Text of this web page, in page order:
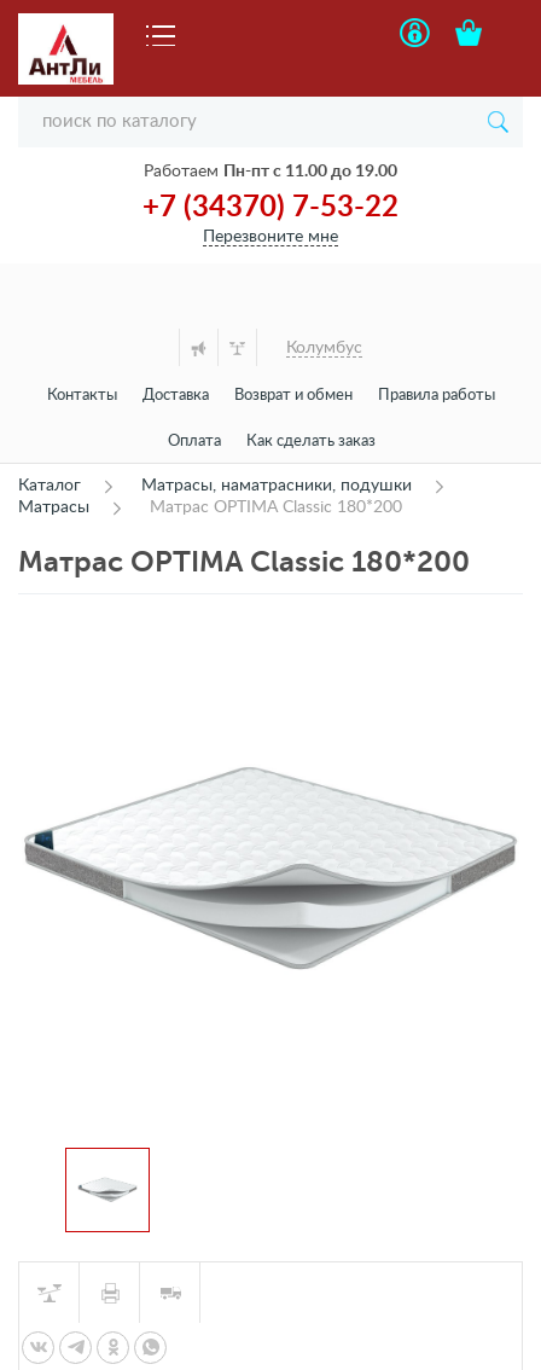
Работаем Пн-пт с 11.00 до 19.00
+7 (34370) 7-53-22
Перезвоните мне
Колумбус
Контакты Доставка Возврат и обмен Правила работы
Оплата Как сделать заказ
Каталог
Матрасы, наматрасники, подушки
Матрасы
Матрас OPTIMA Classic 180*200
Матрас OPTIMA Classic 180*200